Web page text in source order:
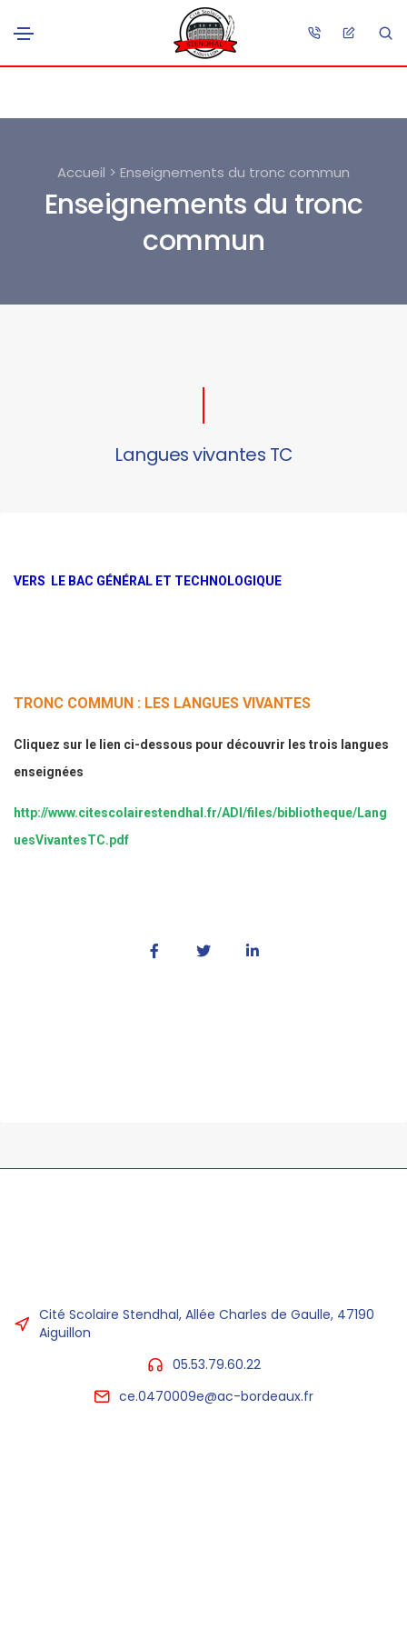
Accueil > Enseignements du tronc commun
Enseignements du tronc
commun
Langues vivantes TC
VERS LE BAC GÉNÉRAL ET TECHNOLOGIQUE
TRONC COMMUN : LES LANGUES VIVANTES
Cliquez sur le lien ci-dessous pour découvrir les trois langues
enseignées
http://www.citescolairestendhal.fr/ADI/files/bibliotheque/Lang
uesVivantesTC.pdf
Cité Scolaire Stendhal, Allée Charles de Gaulle, 47190
Aiguillon
05.53.79.60.22
ce.0470009e@ac-bordeaux.fr